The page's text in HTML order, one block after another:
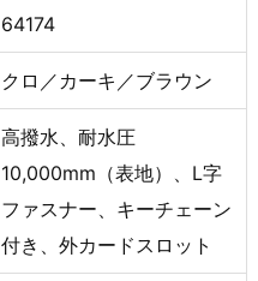
64174
クロ／カーキ／ブラウン
高撥水、耐水圧
10,000mm（表地）、L字
ファスナー、キーチェーン
付き、外カードスロット